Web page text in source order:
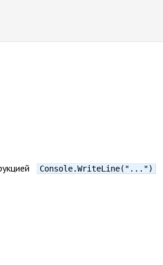
Console.WriteLine("...")